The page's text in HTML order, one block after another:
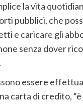
la vita
pubblici, che
e caricare gli
senza dover
essere
carta di credito,